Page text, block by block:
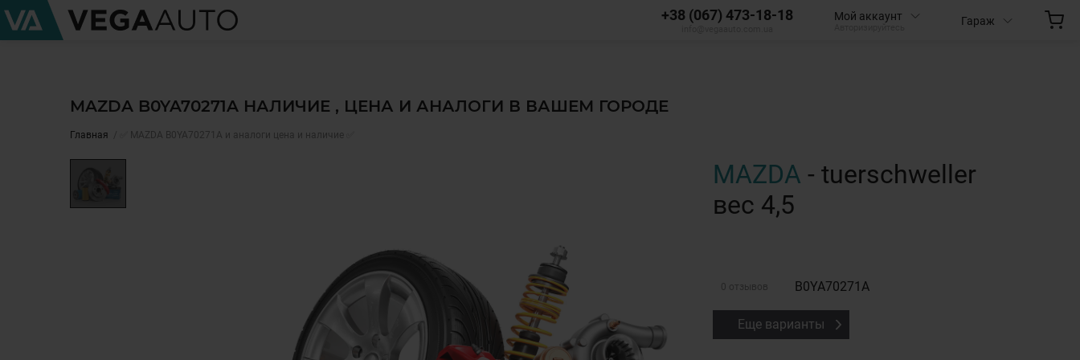
+38 (067) 473-18-18 Мой аккаунт Гараж
MAZDA B0YA70271A НАЛИЧИЕ , ЦЕНА И АНАЛОГИ В ВАШЕМ ГОРОДЕ
Главная ✅ MAZDA B0YA70271A и аналоги цена и наличие ✅
MAZDA - tuerschweller
вес 4,5
0 отзывов B0YA70271A
Еще варианты